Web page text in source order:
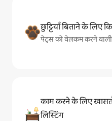
छुट्टियाँ बिताने के लिए
पेट्स को वेलकम करने
काम करने के लिए
लिस्टिंग